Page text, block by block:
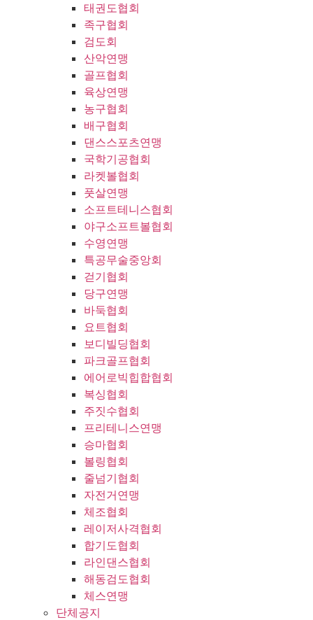
태권도협회
족구협회
검도회
산악연맹
골프협회
육상연맹
농구협회
배구협회
댄스스포츠연맹
국학기공협회
라켓볼협회
풋살연맹
소프트테니스협회
야구소프트볼협회
수영연맹
특공무술중앙회
걷기협회
당구연맹
바둑협회
요트협회
보디빌딩협회
파크골프협회
에어로빅힙합협회
복싱협회
주짓수협회
프리테니스연맹
승마협회
볼링협회
줄넘기협회
자전거연맹
체조협회
레이저사격협회
합기도협회
라인댄스협회
해동검도협회
체스연맹
단체공지